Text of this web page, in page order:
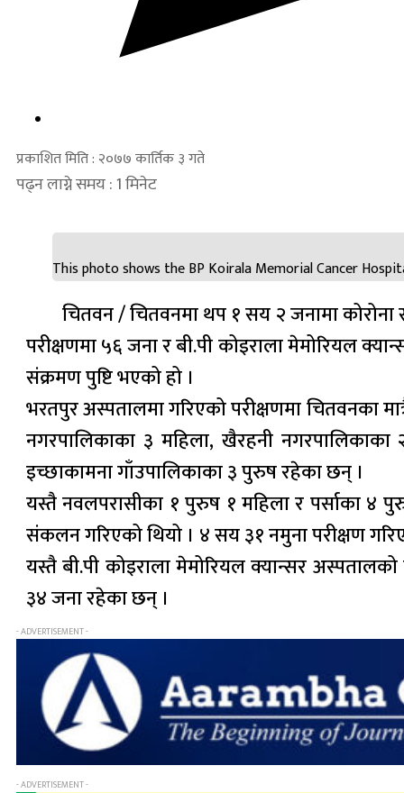
प्रकाशित मिति : २०७७ कार्तिक ३ गते
पढ्न लाग्ने समय : 1 मिनेट
This photo shows the BP Koirala Memorial Cancer
चितवन / चितवनमा थप १ सय २ जनामा
परीक्षणमा ५६ जना र बी.पी कोइराला मेमोरियल
संक्रमण पुष्टि भएको हो ।
भरतपुर अस्पतालमा गरिएको परीक्षणमा चितवनका
नगरपालिकाका ३ महिला, खैरहनी
इच्छाकामना गाँउपालिकाका ३ पुरुष रहेका छन् ।
यस्तै नवलपरासीका १ पुरुष १ महिला र पर्साका ४
संकलन गरिएको थियो । ४ सय ३१ नमुना परीक्षण
यस्तै बी.पी कोइराला मेमोरियल क्यान्सर
३४ जना रहेका छन् ।
- ADVERTISEMENT -
- ADVERTISEMENT -